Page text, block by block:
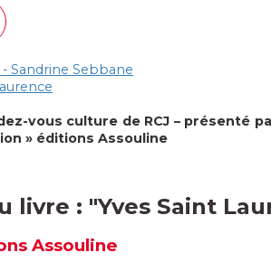
- Sandrine Sebbane
vous culture de RCJ – présenté
» éditions Assouline
livre : "Yves Saint
Assouline